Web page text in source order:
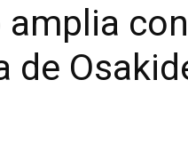
amplia
de